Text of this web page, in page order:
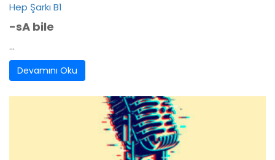
Hep Şarkı B1
-sA bile
...
Devamını Oku